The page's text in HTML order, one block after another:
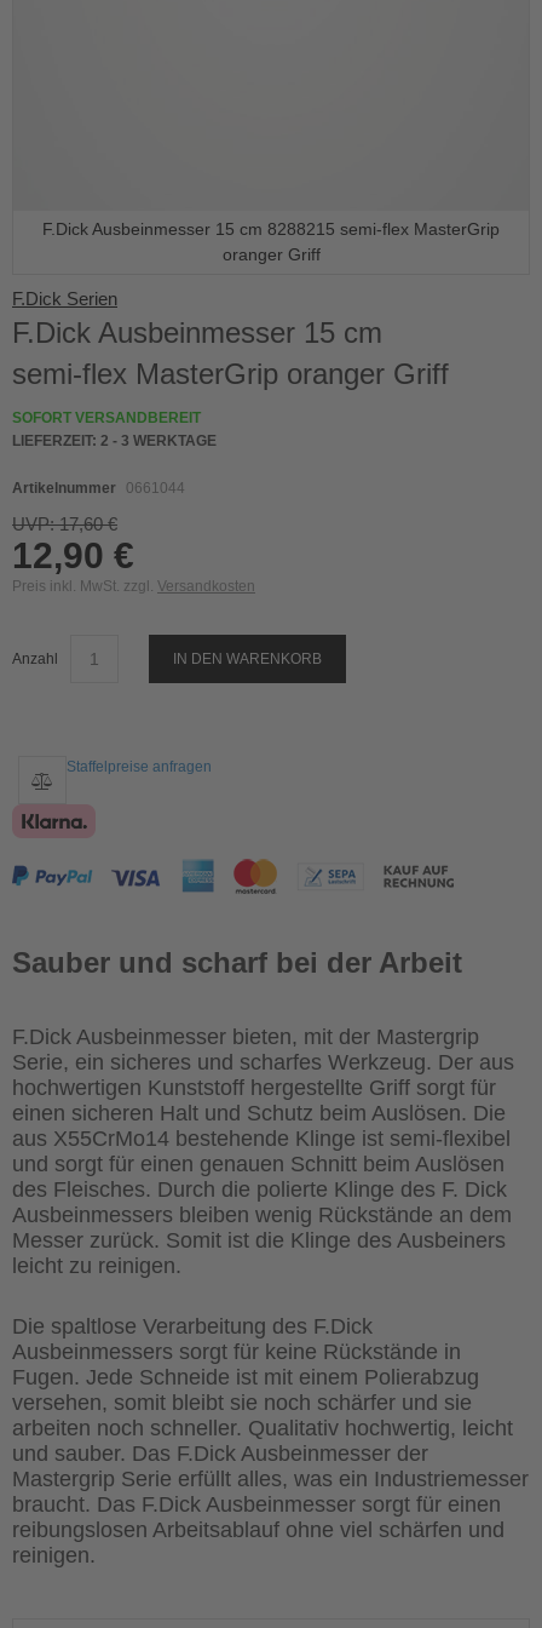
F.Dick Serien
F.Dick Ausbeinmesser 15 cm
semi-flex MasterGrip oranger Griff
SOFORT VERSANDBEREIT
LIEFERZEIT: 2 - 3 WERKTAGE
Artikelnummer 0661044
UVP: 17,60 €
12,90 €
Preis inkl. MwSt. zzgl. Versandkosten
Anzahl IN DEN WARENKORB
Staffelpreise anfragen
Sauber und scharf bei der Arbeit
F.Dick Ausbeinmesser bieten, mit der Mastergrip
Serie, ein sicheres und scharfes Werkzeug. Der aus
hochwertigen Kunststoff hergestellte Griff sorgt für
einen sicheren Halt und Schutz beim Auslösen. Die
aus X55CrMo14 bestehende Klinge ist semi-flexibel
und sorgt für einen genauen Schnitt beim Auslösen
des Fleisches. Durch die polierte Klinge des F. Dick
Ausbeinmessers bleiben wenig Rückstände an dem
Messer zurück. Somit ist die Klinge des Ausbeiners
leicht zu reinigen.
Die spaltlose Verarbeitung des F.Dick
Ausbeinmessers sorgt für keine Rückstände in
Fugen. Jede Schneide ist mit einem Polierabzug
versehen, somit bleibt sie noch schärfer und sie
arbeiten noch schneller. Qualitativ hochwertig, leicht
und sauber. Das F.Dick Ausbeinmesser der
Mastergrip Serie erfüllt alles, was ein Industriemesser
braucht. Das F.Dick Ausbeinmesser sorgt für einen
reibungslosen Arbeitsablauf ohne viel schärfen und
reinigen.
F.Dick Ausbeinmesser 15 cm 8288215 semi-flex MasterGrip
oranger Griff
to
the
of
images
gallery